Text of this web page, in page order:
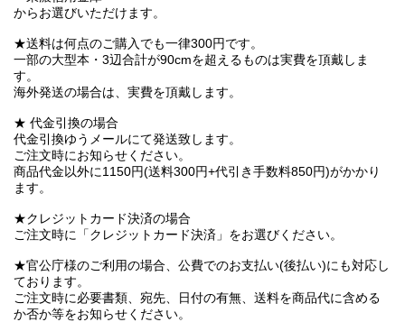
からお選びいただけます。
★送料は何点のご購入でも一律300円です。
一部の大型本・3辺合計が90cmを超えるものは実費を頂戴しま
す。
海外発送の場合は、実費を頂戴します。
★ 代金引換の場合
代金引換ゆうメールにて発送致します。
ご注文時にお知らせください。
商品代金以外に1150円(送料300円+代引き手数料850円)がかかり
ます。
★クレジットカード決済の場合
ご注文時に「クレジットカード決済」をお選びください。
★官公庁様のご利用の場合、公費でのお支払い(後払い)にも対応し
ております。
ご注文時に必要書類、宛先、日付の有無、送料を商品代に含める
か否か等をお知らせください。